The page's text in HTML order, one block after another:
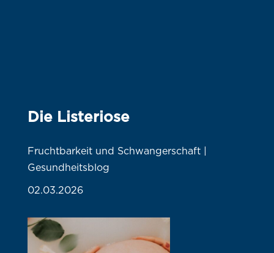
Die Listeriose
Fruchtbarkeit und Schwangerschaft |
Gesundheitsblog
02.03.2026